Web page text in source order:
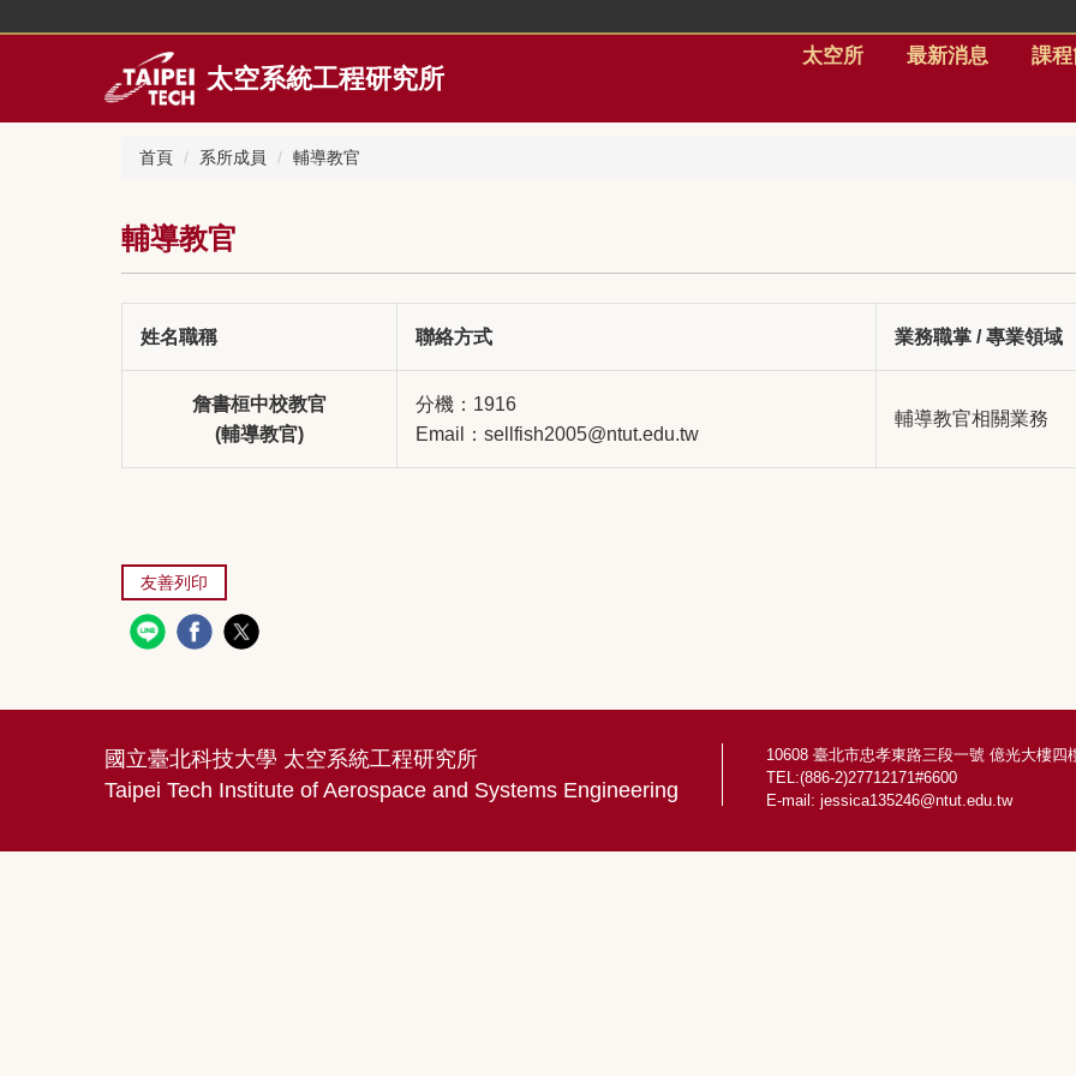
太空系統工程研究所
太空所 最新消息 課
首頁 系所成員 輔導教官
輔導教官
姓名職稱 聯絡方式 業務職掌 / 專業領域
詹書桓中校教官
(輔導教官)
分機：1916
Email：sellfish2005@ntut.edu.tw
輔導教官相關業務
友善列印
國立臺北科技大學 太空系統工程研究所
Taipei Tech Institute of Aerospace and Systems Engineering
10608 臺北市忠孝東路三段一號 億光大樓四
TEL:(886-2)27712171#6600
E-mail: jessica135246@ntut.edu.tw